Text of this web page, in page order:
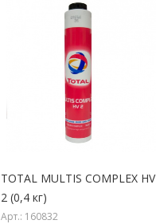
TOTAL MULTIS COMPLEX HV
2 (0,4 кг)
Арт.: 160832